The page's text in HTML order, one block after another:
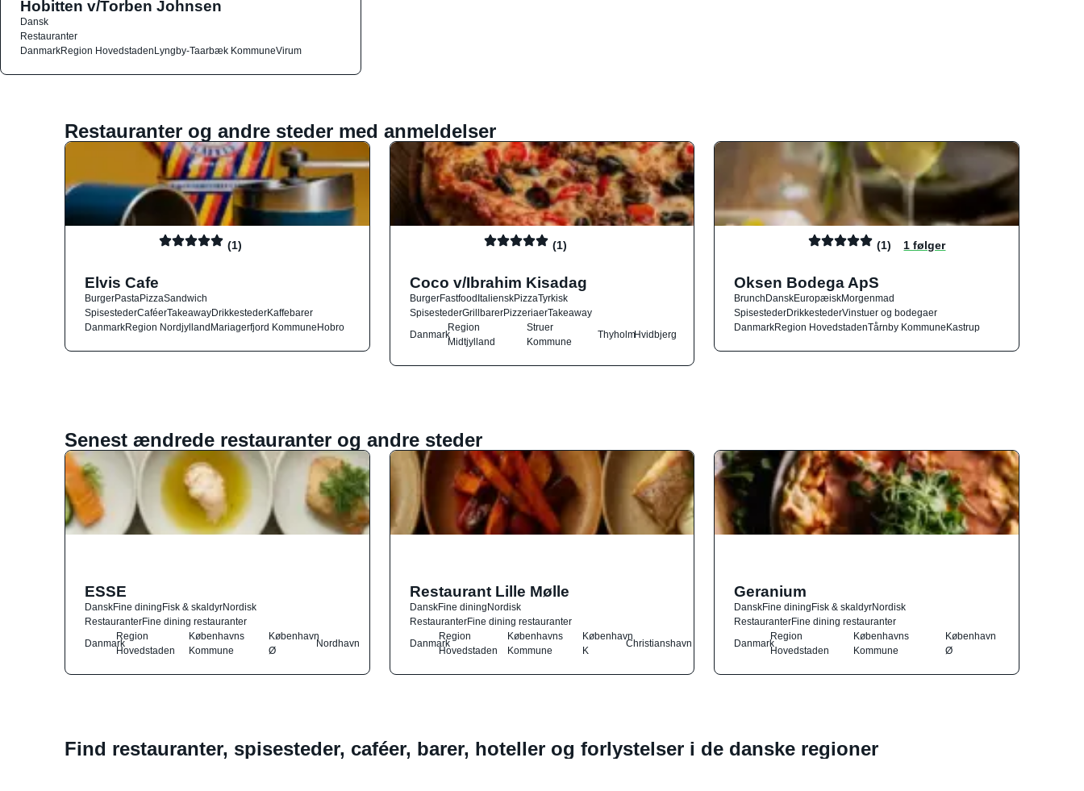
Hobitten v/Torben Johnsen
Dansk
Restauranter
DanmarkRegion HovedstadenLyngby-Taarbæk KommuneVirum
Restauranter og andre steder med anmeldelser
(1)
Elvis Cafe
BurgerPastaPizzaSandwich
SpisestederCaféerTakeawayDrikkestederKaffebarer
DanmarkRegion NordjyllandMariagerfjord KommuneHobro
(1)
Coco v/Ibrahim Kisadag
BurgerFastfoodItalienskPizzaTyrkisk
SpisestederGrillbarerPizzeriaerTakeaway
Danmark
Region
Midtjylland
Struer
Kommune
ThyholmHvidbjerg
(1) 1 følger
Oksen Bodega ApS
BrunchDanskEuropæiskMorgenmad
SpisestederDrikkestederVinstuer og bodegaer
DanmarkRegion HovedstadenTårnby KommuneKastrup
Senest ændrede restauranter og andre steder
ESSE
DanskFine diningFisk & skaldyrNordisk
RestauranterFine dining restauranter
Danmark
Region
Hovedstaden
Københavns
Kommune
København
Ø
Nordhavn
Restaurant Lille Mølle
DanskFine diningNordisk
RestauranterFine dining restauranter
Danmark
Region
Hovedstaden
Københavns
Kommune
København
K
Christianshavn
Geranium
DanskFine diningFisk & skaldyrNordisk
RestauranterFine dining restauranter
Danmark
Region
Hovedstaden
Københavns
Kommune
København
Ø
Find restauranter, spisesteder, caféer, barer, hoteller og forlystelser i de danske regioner